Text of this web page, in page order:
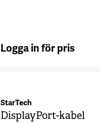
Logga in för pris
StarTech
DisplayPort-kabel